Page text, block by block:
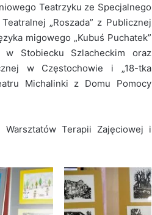
Teatrzyku ze Specjalnego
„Roszada” z Publicznej
migowego „Kubuś Puchatek”
Stobiecku Szlacheckim oraz
w Częstochowie i „18-tka
Michalinki z Domu Pomocy
Warsztatów Terapii Zajęciowej i